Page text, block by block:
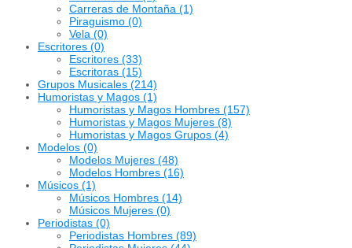
Carreras de Montaña (1)
Piraguismo (0)
Vela (0)
Escritores (0)
Escritores (33)
Escritoras (15)
Grupos Musicales (214)
Humoristas y Magos (1)
Humoristas y Magos Hombres (157)
Humoristas y Magos Mujeres (8)
Humoristas y Magos Grupos (4)
Modelos (0)
Modelos Mujeres (48)
Modelos Hombres (16)
Músicos (1)
Músicos Hombres (14)
Músicos Mujeres (0)
Periodistas (0)
Periodistas Hombres (89)